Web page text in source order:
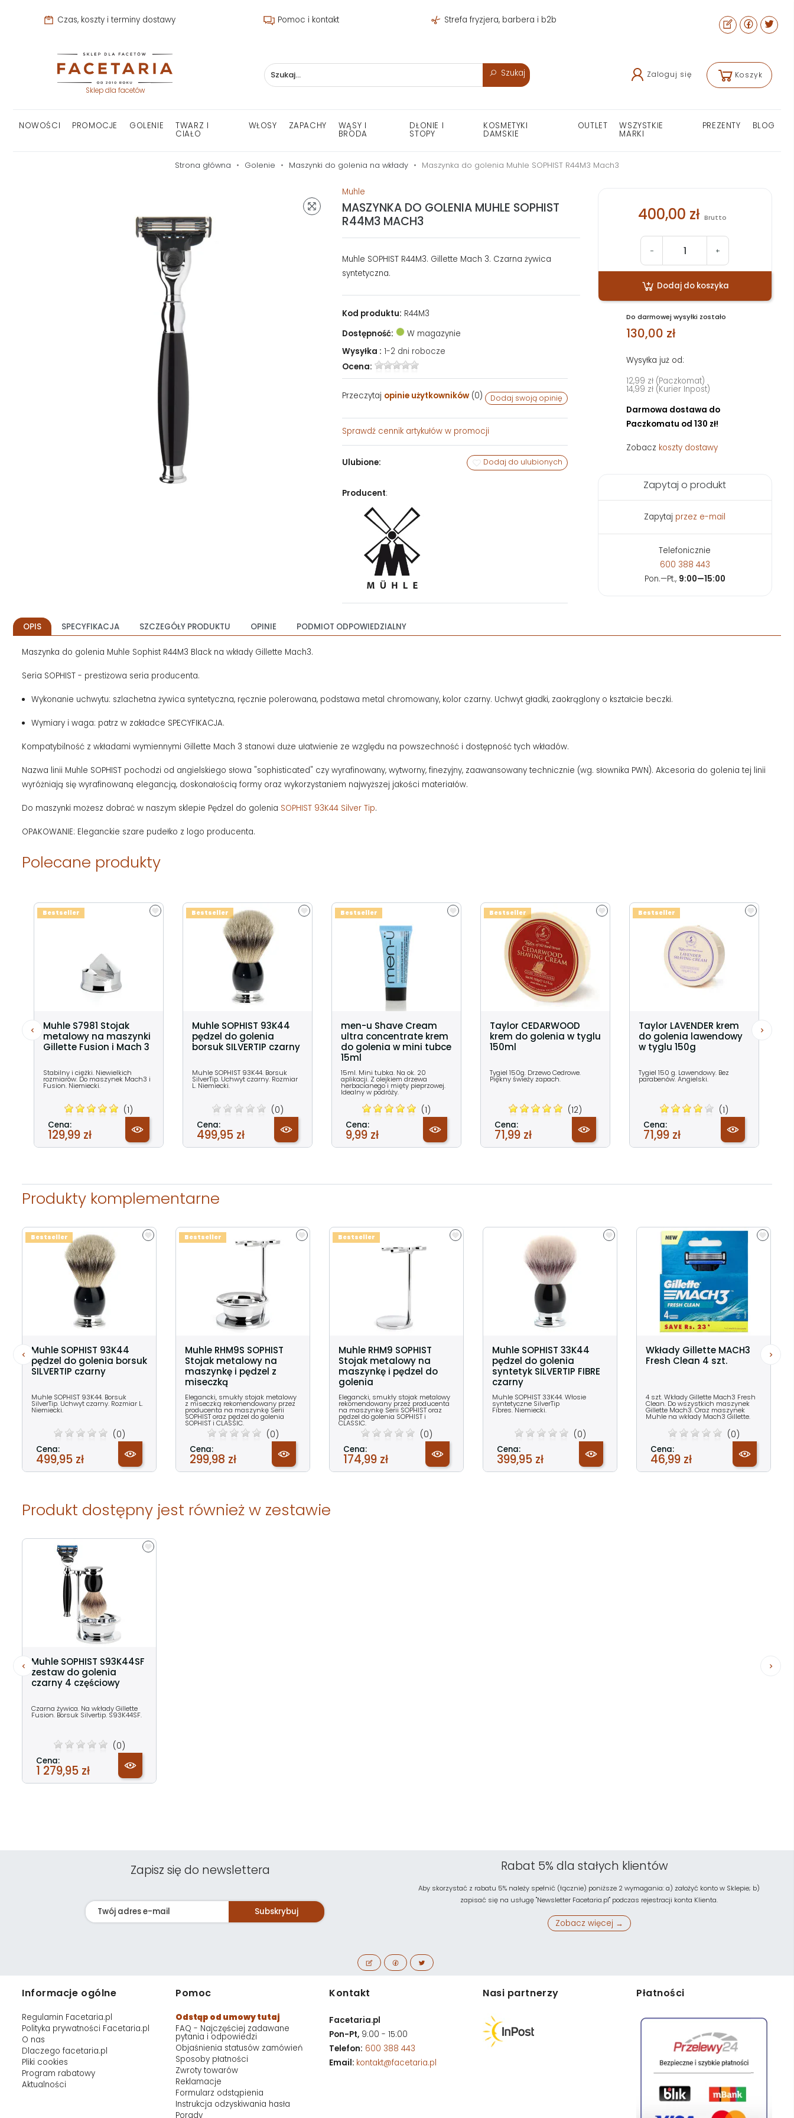
Czas, koszty i terminy dostawy Pomoc i kontakt Strefa fryzjera, barbera i b2b
Sklep dla facetów
Szukaj Zaloguj się Koszyk
NOWOŚCI PROMOCJE GOLENIE TWARZ I
CIAŁO
WŁOSY ZAPACHY WĄSY I
BRODA
DŁONIE I
STOPY
KOSMETYKI
DAMSKIE
OUTLET WSZYSTKIE
MARKI
PREZENTY BLOG
Strona główna Golenie Maszynki do golenia na wkłady Maszynka do golenia Muhle SOPHIST R44M3 Mach3
Muhle
MASZYNKA DO GOLENIA MUHLE SOPHIST
R44M3 MACH3
Muhle SOPHIST R44M3. Gillette Mach 3. Czarna żywica
syntetyczna.
Kod produktu: R44M3
Dostępność:
W magazynie
Wysyłka : 1-2 dni robocze
Ocena:
Przeczytaj opinie użytkowników(0) Dodaj swoją opinię
Sprawdź cennik artykułów w promocji
Ulubione: Dodaj do ulubionych
Producent:
400,00 zł Brutto
- +
Dodaj do koszyka
Do darmowej wysyłki zostało
130,00 zł
Wysyłka już od:
12,99 zł (Paczkomat)
14,99 zł (Kurier Inpost)
Darmowa dostawa do
Paczkomatu od 130 zł!
Zobacz koszty dostawy
Zapytaj o produkt
Zapytaj przez e-mail
Telefonicznie
600 388 443
Pon.—Pt., 9:00—15:00
OPIS SPECYFIKACJA SZCZEGÓŁY PRODUKTU OPINIE PODMIOT ODPOWIEDZIALNY
Maszynka do golenia Muhle Sophist R44M3 Black na wkłady Gillette Mach3.
Seria SOPHIST - prestiżowa seria producenta.
Wykonanie uchwytu: szlachetna żywica syntetyczna, ręcznie polerowana, podstawa metal chromowany, kolor czarny. Uchwyt gładki, zaokrąglony o kształcie beczki.
Wymiary i waga: patrz w zakładce SPECYFIKACJA.
Kompatybilność z wkładami wymiennymi Gillette Mach 3 stanowi duże ułatwienie ze względu na powszechność i dostępność tych wkładów.
Nazwa linii Muhle SOPHIST pochodzi od angielskiego słowa "sophisticated" czy wyrafinowany, wytworny, finezyjny, zaawansowany technicznie (wg. słownika PWN). Akcesoria do golenia tej linii
wyróżniają się wyrafinowaną elegancją, doskonałością formy oraz wykorzystaniem najwyższej jakości materiałów.
Do maszynki możesz dobrać w naszym sklepie Pędzel do golenia SOPHIST 93K44 Silver Tip.
OPAKOWANIE: Eleganckie szare pudełko z logo producenta.
Polecane produkty
Muhle S7981 Stojak
metalowy na maszynki
Gillette Fusion i Mach 3
Stabilny i ciężki. Niewielkich
rozmiarów. Do maszynek Mach3 i
Fusion. Niemiecki.
(1)
Cena:
129,99 zł
Bestseller
Muhle SOPHIST 93K44
pędzel do golenia
borsuk SILVERTIP czarny
Muhle SOPHIST 93K44. Borsuk
SilverTip. Uchwyt czarny. Rozmiar
L. Niemiecki.
(0)
Cena:
499,95 zł
Bestseller
men-u Shave Cream
ultra concentrate krem
do golenia w mini tubce
15ml
15ml. Mini tubka. Na ok. 20
aplikacji. Z olejkiem drzewa
herbacianego i mięty pieprzowej.
Idealny w podróży.
(1)
Cena:
9,99 zł
Bestseller
Taylor CEDARWOOD
krem do golenia w tyglu
150ml
Tygiel 150g. Drzewo Cedrowe.
Piękny świeży zapach.
(12)
Cena:
71,99 zł
Bestseller
Taylor LAVENDER krem
do golenia lawendowy
w tyglu 150g
Tygiel 150 g. Lawendowy. Bez
parabenów. Angielski.
(1)
Cena:
71,99 zł
Bestseller
Produkty komplementarne
Muhle SOPHIST 93K44
pędzel do golenia borsuk
SILVERTIP czarny
Muhle SOPHIST 93K44. Borsuk
SilverTip. Uchwyt czarny. Rozmiar L.
Niemiecki.
(0)
Cena:
499,95 zł
Bestseller
Muhle RHM9S SOPHIST
Stojak metalowy na
maszynkę i pędzel z
miseczką
Elegancki, smukły stojak metalowy
z miseczką rekomendowany przez
producenta na maszynkę Serii
SOPHIST oraz pędzel do golenia
SOPHIST i CLASSIC.
(0)
Cena:
299,98 zł
Bestseller
Muhle RHM9 SOPHIST
Stojak metalowy na
maszynkę i pędzel do
golenia
Elegancki, smukły stojak metalowy
rekomendowany przez producenta
na maszynkę Serii SOPHIST oraz
pędzel do golenia SOPHIST i
CLASSIC.
(0)
Cena:
174,99 zł
Bestseller
Muhle SOPHIST 33K44
pędzel do golenia
syntetyk SILVERTIP FIBRE
czarny
Muhle SOPHIST 33K44. Włosie
syntetyczne SilverTip
Fibres. Niemiecki.
(0)
Cena:
399,95 zł
Wkłady Gillette MACH3
Fresh Clean 4 szt.
4 szt. Wkłady Gillette Mach3 Fresh
Clean. Do wszystkich maszynek
Gillette Mach3. Oraz maszynek
Muhle na wkłady Mach3 Gillette.
(0)
Cena:
46,99 zł
Produkt dostępny jest również w zestawie
Muhle SOPHIST S93K44SF
zestaw do golenia
czarny 4 częściowy
Czarna żywica. Na wkłady Gillette
Fusion. Borsuk Silvertip. S93K44SF.
(0)
Cena:
1 279,95 zł
Zapisz się do newslettera
Subskrybuj
Rabat 5% dla stałych klientów
Aby skorzystać z rabatu 5% należy spełnić (łącznie) poniższe 2 wymagania: a) założyć konto w Sklepie; b)
zapisać się na usługę "Newsletter Facetaria.pl" podczas rejestracji konta Klienta.
Zobacz więcej →
Informacje ogólne
Regulamin Facetaria.pl
Polityka prywatności Facetaria.pl
O nas
Dlaczego facetaria.pl
Pliki cookies
Program rabatowy
Aktualności
Pomoc
Odstąp od umowy tutaj
FAQ - Najczęściej zadawane
pytania i odpowiedzi
Objaśnienia statusów zamówień
Sposoby płatności
Zwroty towarów
Reklamacje
Formularz odstąpienia
Instrukcja odzyskiwania hasła
Porady
Kontakt
Facetaria.pl
Pon-Pt, 9:00 - 15:00
Telefon: 600 388 443
Email: kontakt@facetaria.pl
Nasi partnerzy Płatności